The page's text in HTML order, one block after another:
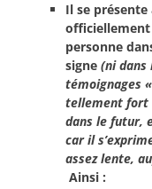
Il se
officiellement
personne
signe (ni dans
témoignages
tellement fort
dans le futur,
car il
assez lente,
Ainsi :